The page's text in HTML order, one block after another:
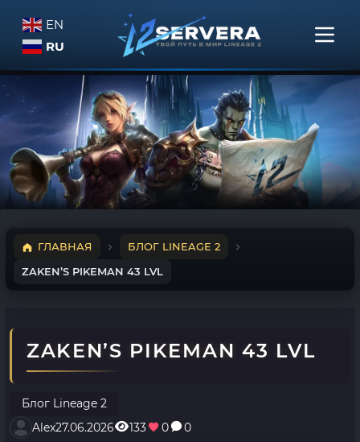
EN
RU
ГЛАВНАЯ
БЛОГ LINEAGE 2
ZAKEN’S PIKEMAN 43 LVL
ZAKEN’S PIKEMAN 43 LVL
Блог Lineage 2
Alex27.06.2026 133 0 0